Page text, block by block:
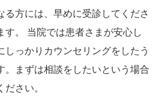
る方には、早めに受診してくださ
す。 当院では患者さまが安心し
しっかりカウンセリングをしたう
。まずは相談をしたいという場合
さい。